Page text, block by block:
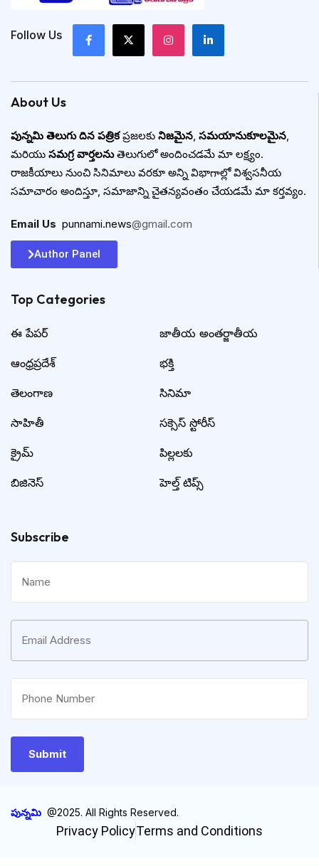
Follow Us
About Us
పున్నమి తెలుగు దిన పత్రికప్రజలకు నిజమైన, సమయానుకూలమైన,
మరియు సమగ్ర వార్తలనుతెలుగులో అందించడమే మా లక్ష్యం.
రాజకీయాలు నుంచి సినిమాలు వరకూ అన్ని విభాగాల్లో విశ్వసనీయ
సమాచారం అందిస్తూ, సమాజాన్ని చైతన్యవంతం చేయడమే మా కర్తవ్యం.
Email Us punnami.news@gmail.com
Author Panel
Top Categories​
ఈ పేపర్
ఆంధ్రప్రదేశ్
తెలంగాణ
సాహితీ
క్రైమ్
బిజినెస్
జాతీయ అంతర్జాతీయ
భక్తి
సినిమా
సక్సెస్ స్టోరీస్
పిల్లలకు
హెల్త్ టిప్స్
Subscribe
పున్నమి @2025. All Rights Reserved.
Privacy PolicyTerms and Conditions